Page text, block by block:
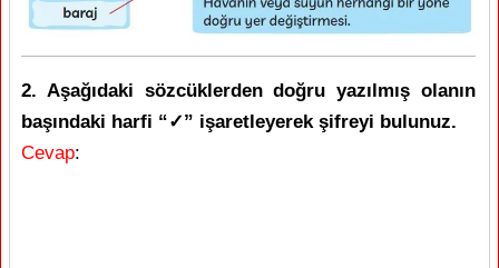
2. Aşağıdaki sözcüklerden doğru yazılmış olanın
başındaki harfi “✓” işaretleyerek şifreyi bulunuz.
Cevap: